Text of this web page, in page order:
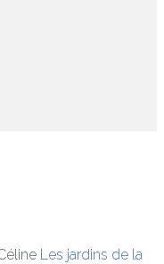
Les jardins de la